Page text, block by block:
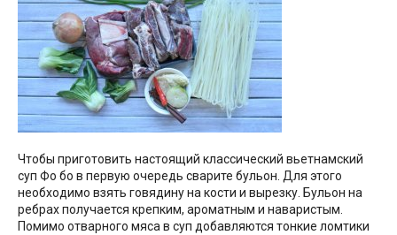
Чтобы приготовить настоящий классический вьетнамский
суп Фо бо в первую очередь сварите бульон. Для этого
необходимо взять говядину на кости и вырезку. Бульон на
ребрах получается крепким, ароматным и наваристым.
Помимо отварного мяса в суп добавляются тонкие ломтики